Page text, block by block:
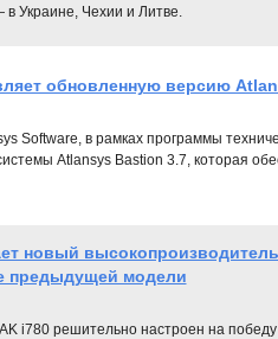
Украине, Чехии и Литве.
обновленную версию
Software, в рамках программы
Atlansys Bastion 3.7, которая
новый
предыдущей модели
i780 решительно настроен на